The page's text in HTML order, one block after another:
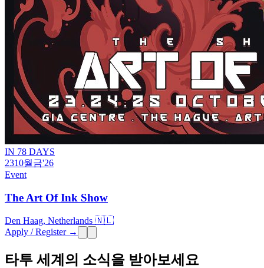
IN 78 DAYS
2310월금'26
Event
The Art Of Ink Show
Den Haag, Netherlands 🇳🇱
Apply / Register →
타투 세계의 소식을 받아보세요